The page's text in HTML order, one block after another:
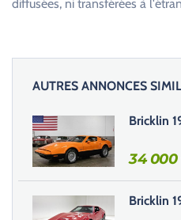
a
s
s
e
r
diffusées, ni transférées à
AUTRES ANNONCES
Bricklin
34 000
Bricklin